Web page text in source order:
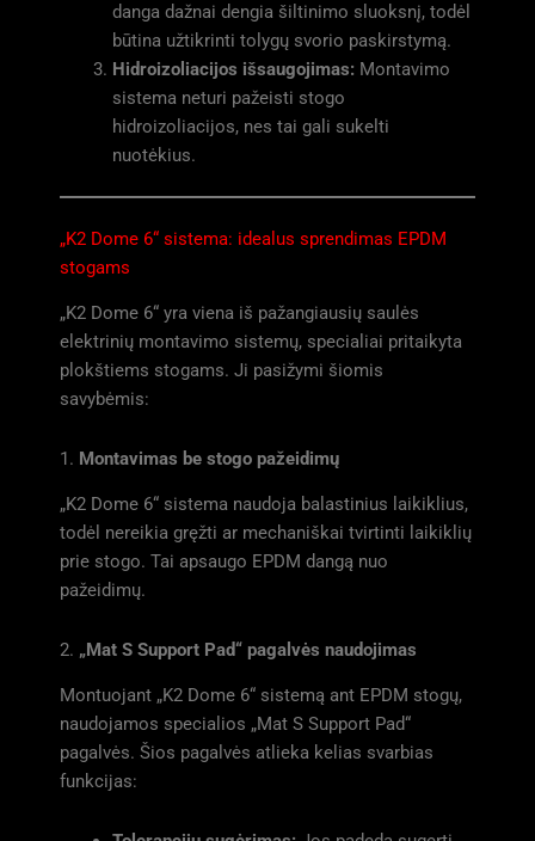
danga dažnai dengia šiltinimo sluoksnį, todėl
būtina užtikrinti tolygų svorio paskirstymą.
Hidroizoliacijos išsaugojimas: Montavimo
sistema neturi pažeisti stogo
hidroizoliacijos, nes tai gali sukelti
nuotėkius.
„K2 Dome 6“ sistema: idealus sprendimas EPDM
stogams
„K2 Dome 6“ yra viena iš pažangiausių saulės
elektrinių montavimo sistemų, specialiai pritaikyta
plokštiems stogams. Ji pasižymi šiomis
savybėmis:
1. Montavimas be stogo pažeidimų
„K2 Dome 6“ sistema naudoja balastinius laikiklius,
todėl nereikia gręžti ar mechaniškai tvirtinti laikiklių
prie stogo. Tai apsaugo EPDM dangą nuo
pažeidimų.
2. „Mat S Support Pad“ pagalvės naudojimas
Montuojant „K2 Dome 6“ sistemą ant EPDM stogų,
naudojamos specialios „Mat S Support Pad“
pagalvės. Šios pagalvės atlieka kelias svarbias
funkcijas: